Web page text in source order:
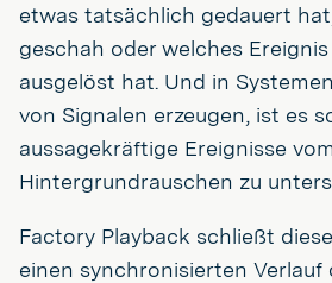
etwas tatsächlich gedauert
geschah oder welches
ausgelöst hat. Und in
von Signalen erzeugen, ist es
aussagekräftige Ereignisse vom
Hintergrundrauschen zu
Factory Playback schließt
einen synchronisierten Verlauf